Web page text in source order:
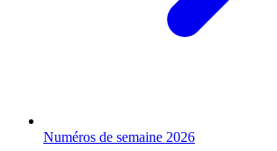
Numéros de semaine 2026